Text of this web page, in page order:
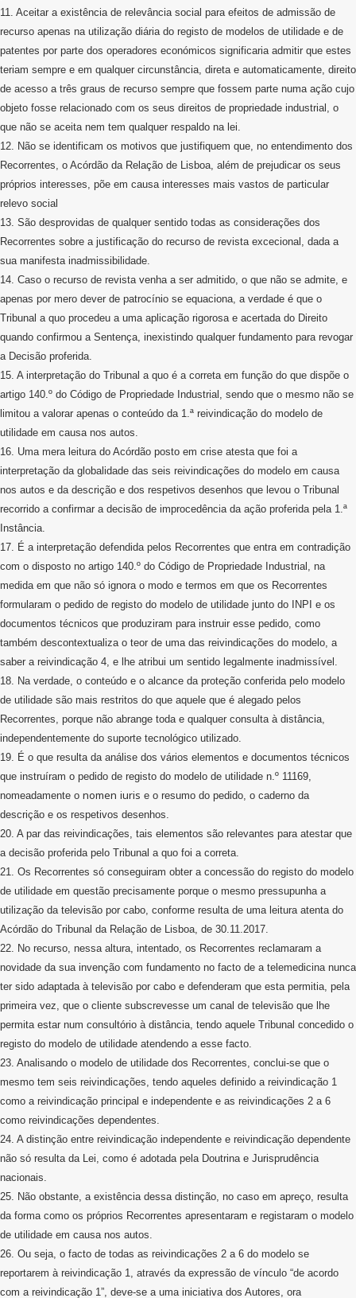
11. Aceitar a existência de relevância social para efeitos de admissão de
recurso apenas na utilização diária do registo de modelos de utilidade e de
patentes por parte dos operadores económicos significaria admitir que estes
teriam sempre e em qualquer circunstância, direta e automaticamente, direito
de acesso a três graus de recurso sempre que fossem parte numa ação cujo
objeto fosse relacionado com os seus direitos de propriedade industrial, o
que não se aceita nem tem qualquer respaldo na lei.
12. Não se identificam os motivos que justifiquem que, no entendimento dos
Recorrentes, o Acórdão da Relação de Lisboa, além de prejudicar os seus
próprios interesses, põe em causa interesses mais vastos de particular
relevo social
13. São desprovidas de qualquer sentido todas as considerações dos
Recorrentes sobre a justificação do recurso de revista excecional, dada a
sua manifesta inadmissibilidade.
14. Caso o recurso de revista venha a ser admitido, o que não se admite, e
apenas por mero dever de patrocínio se equaciona, a verdade é que o
Tribunal a quo procedeu a uma aplicação rigorosa e acertada do Direito
quando confirmou a Sentença, inexistindo qualquer fundamento para revogar
a Decisão proferida.
15. A interpretação do Tribunal a quo é a correta em função do que dispõe o
artigo 140.º do Código de Propriedade Industrial, sendo que o mesmo não se
limitou a valorar apenas o conteúdo da 1.ª reivindicação do modelo de
utilidade em causa nos autos.
16. Uma mera leitura do Acórdão posto em crise atesta que foi a
interpretação da globalidade das seis reivindicações do modelo em causa
nos autos e da descrição e dos respetivos desenhos que levou o Tribunal
recorrido a confirmar a decisão de improcedência da ação proferida pela 1.ª
Instância.
17. É a interpretação defendida pelos Recorrentes que entra em contradição
com o disposto no artigo 140.º do Código de Propriedade Industrial, na
medida em que não só ignora o modo e termos em que os Recorrentes
formularam o pedido de registo do modelo de utilidade junto do INPI e os
documentos técnicos que produziram para instruir esse pedido, como
também descontextualiza o teor de uma das reivindicações do modelo, a
saber a reivindicação 4, e lhe atribui um sentido legalmente inadmissível.
18. Na verdade, o conteúdo e o alcance da proteção conferida pelo modelo
de utilidade são mais restritos do que aquele que é alegado pelos
Recorrentes, porque não abrange toda e qualquer consulta à distância,
independentemente do suporte tecnológico utilizado.
19. É o que resulta da análise dos vários elementos e documentos técnicos
que instruíram o pedido de registo do modelo de utilidade n.º 11169,
nomeadamente o nomen iuris e o resumo do pedido, o caderno da
descrição e os respetivos desenhos.
20. A par das reivindicações, tais elementos são relevantes para atestar que
a decisão proferida pelo Tribunal a quo foi a correta.
21. Os Recorrentes só conseguiram obter a concessão do registo do modelo
de utilidade em questão precisamente porque o mesmo pressupunha a
utilização da televisão por cabo, conforme resulta de uma leitura atenta do
Acórdão do Tribunal da Relação de Lisboa, de 30.11.2017.
22. No recurso, nessa altura, intentado, os Recorrentes reclamaram a
novidade da sua invenção com fundamento no facto de a telemedicina nunca
ter sido adaptada à televisão por cabo e defenderam que esta permitia, pela
primeira vez, que o cliente subscrevesse um canal de televisão que lhe
permita estar num consultório à distância, tendo aquele Tribunal concedido o
registo do modelo de utilidade atendendo a esse facto.
23. Analisando o modelo de utilidade dos Recorrentes, conclui-se que o
mesmo tem seis reivindicações, tendo aqueles definido a reivindicação 1
como a reivindicação principal e independente e as reivindicações 2 a 6
como reivindicações dependentes.
24. A distinção entre reivindicação independente e reivindicação dependente
não só resulta da Lei, como é adotada pela Doutrina e Jurisprudência
nacionais.
25. Não obstante, a existência dessa distinção, no caso em apreço, resulta
da forma como os próprios Recorrentes apresentaram e registaram o modelo
de utilidade em causa nos autos.
26. Ou seja, o facto de todas as reivindicações 2 a 6 do modelo se
reportarem à reivindicação 1, através da expressão de vínculo “de acordo
com a reivindicação 1”, deve-se a uma iniciativa dos Autores, ora